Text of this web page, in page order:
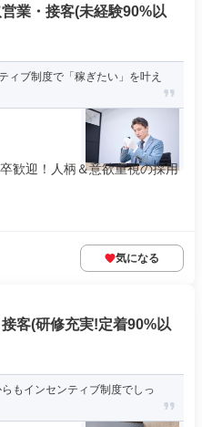
業・接客(未経験90%以
ブ制度で「稼ぎたい」を叶え
歓迎！人柄＆意欲重視の採用
気になる
客(研修充実!定着90%以
もインセンティブ制度でしっ